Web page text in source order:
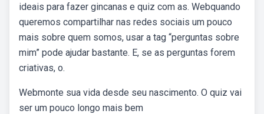
ideais para fazer gincanas e quiz com as. Webquando
queremos compartilhar nas redes sociais um pouco
mais sobre quem somos, usar a tag “perguntas sobre
mim” pode ajudar bastante. E, se as perguntas forem
criativas, o.
Webmonte sua vida desde seu nascimento. O quiz vai
ser um pouco longo mais bem